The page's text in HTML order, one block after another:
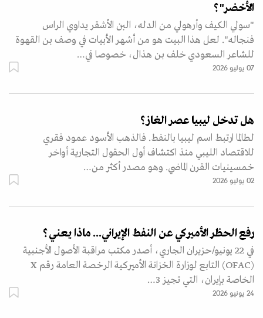
الأخضر"؟
"سولي الكيف وأرهولي من الدله، البن الأشقر يداوي الراس
فنجاله". لعل هذا البيت هو من أشهر الأبيات في وصف بن القهوة
للشاعر السعودي خلف بن هذال، خصوصا في…
07 يوليو 2026
هل تدخل ليبيا عصر الغاز؟
لطالما ارتبط اسم ليبيا بالنفط. فالذهب الأسود عمود فقري
للاقتصاد الليبي منذ اكتشاف أول الحقول التجارية أواخر
خمسينيات القرن الماضي. وهو مصدر أكثر من…
02 يوليو 2026
رفع الحظر الأميركي عن النفط الإيراني... ماذا يعني؟
في 22 يونيو/حزيران الجاري، أصدر مكتب مراقبة الأصول الأجنبية
(OFAC) التابع لوزارة الخزانة الأميركية الرخصة العامة رقم X
الخاصة بإيران، التي تجيز 3…
24 يونيو 2026